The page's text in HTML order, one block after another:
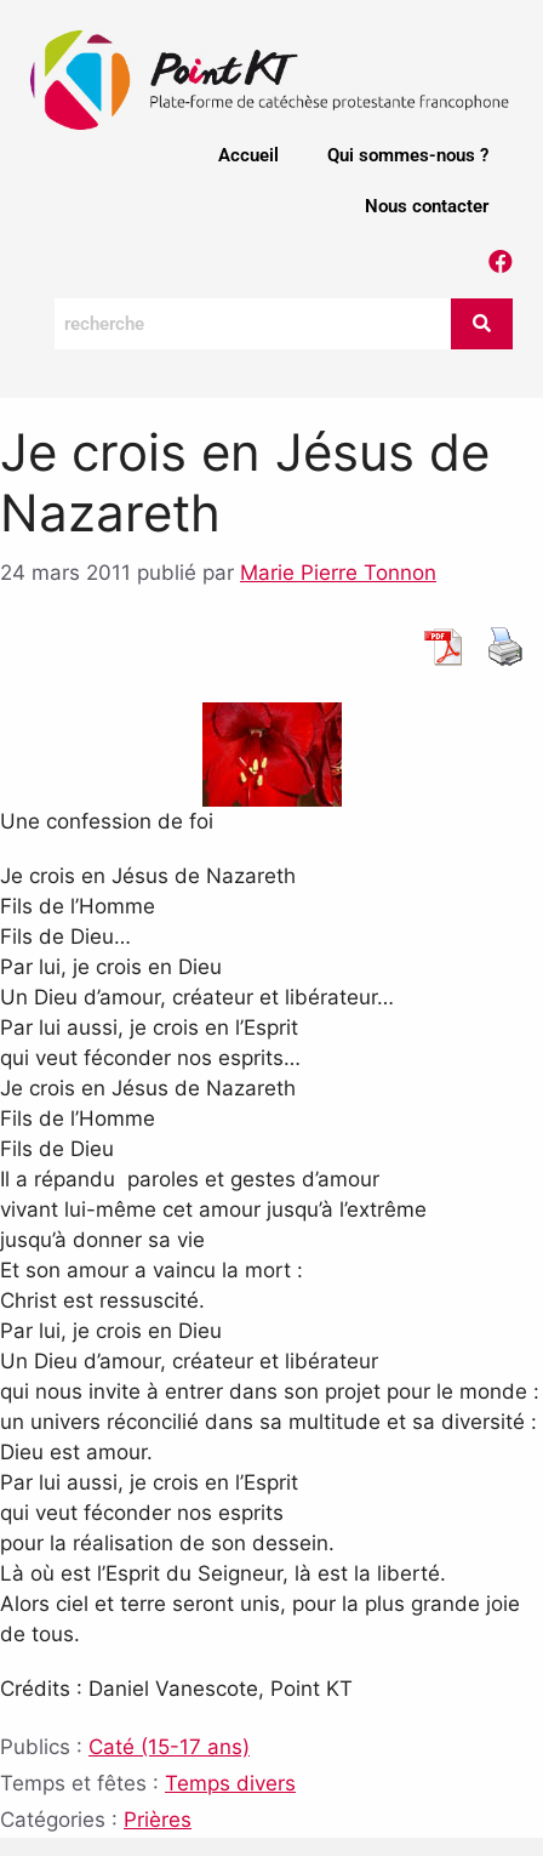
Accueil Qui sommes-nous ?
Nous contacter
Je crois en Jésus de
Nazareth
24 mars 2011 publié par Marie Pierre Tonnon
Une confession de foi
Je crois en Jésus de Nazareth
Fils de l’Homme
Fils de Dieu…
Par lui, je crois en Dieu
Un Dieu d’amour, créateur et libérateur…
Par lui aussi, je crois en l’Esprit
qui veut féconder nos esprits…
Je crois en Jésus de Nazareth
Fils de l’Homme
Fils de Dieu
Il a répandu paroles et gestes d’amour
vivant lui-même cet amour jusqu’à l’extrême
jusqu’à donner sa vie
Et son amour a vaincu la mort :
Christ est ressuscité.
Par lui, je crois en Dieu
Un Dieu d’amour, créateur et libérateur
qui nous invite à entrer dans son projet pour le monde :
un univers réconcilié dans sa multitude et sa diversité :
Dieu est amour.
Par lui aussi, je crois en l’Esprit
qui veut féconder nos esprits
pour la réalisation de son dessein.
Là où est l’Esprit du Seigneur, là est la liberté.
Alors ciel et terre seront unis, pour la plus grande joie
de tous.
Crédits : Daniel Vanescote, Point KT
Publics : Caté (15-17 ans)
Temps et fêtes : Temps divers
Catégories : Prières